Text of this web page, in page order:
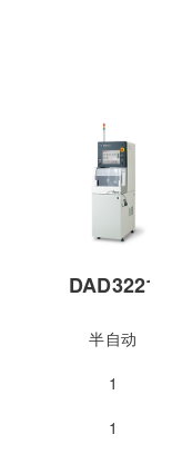
DAD3221
半自动
1
1